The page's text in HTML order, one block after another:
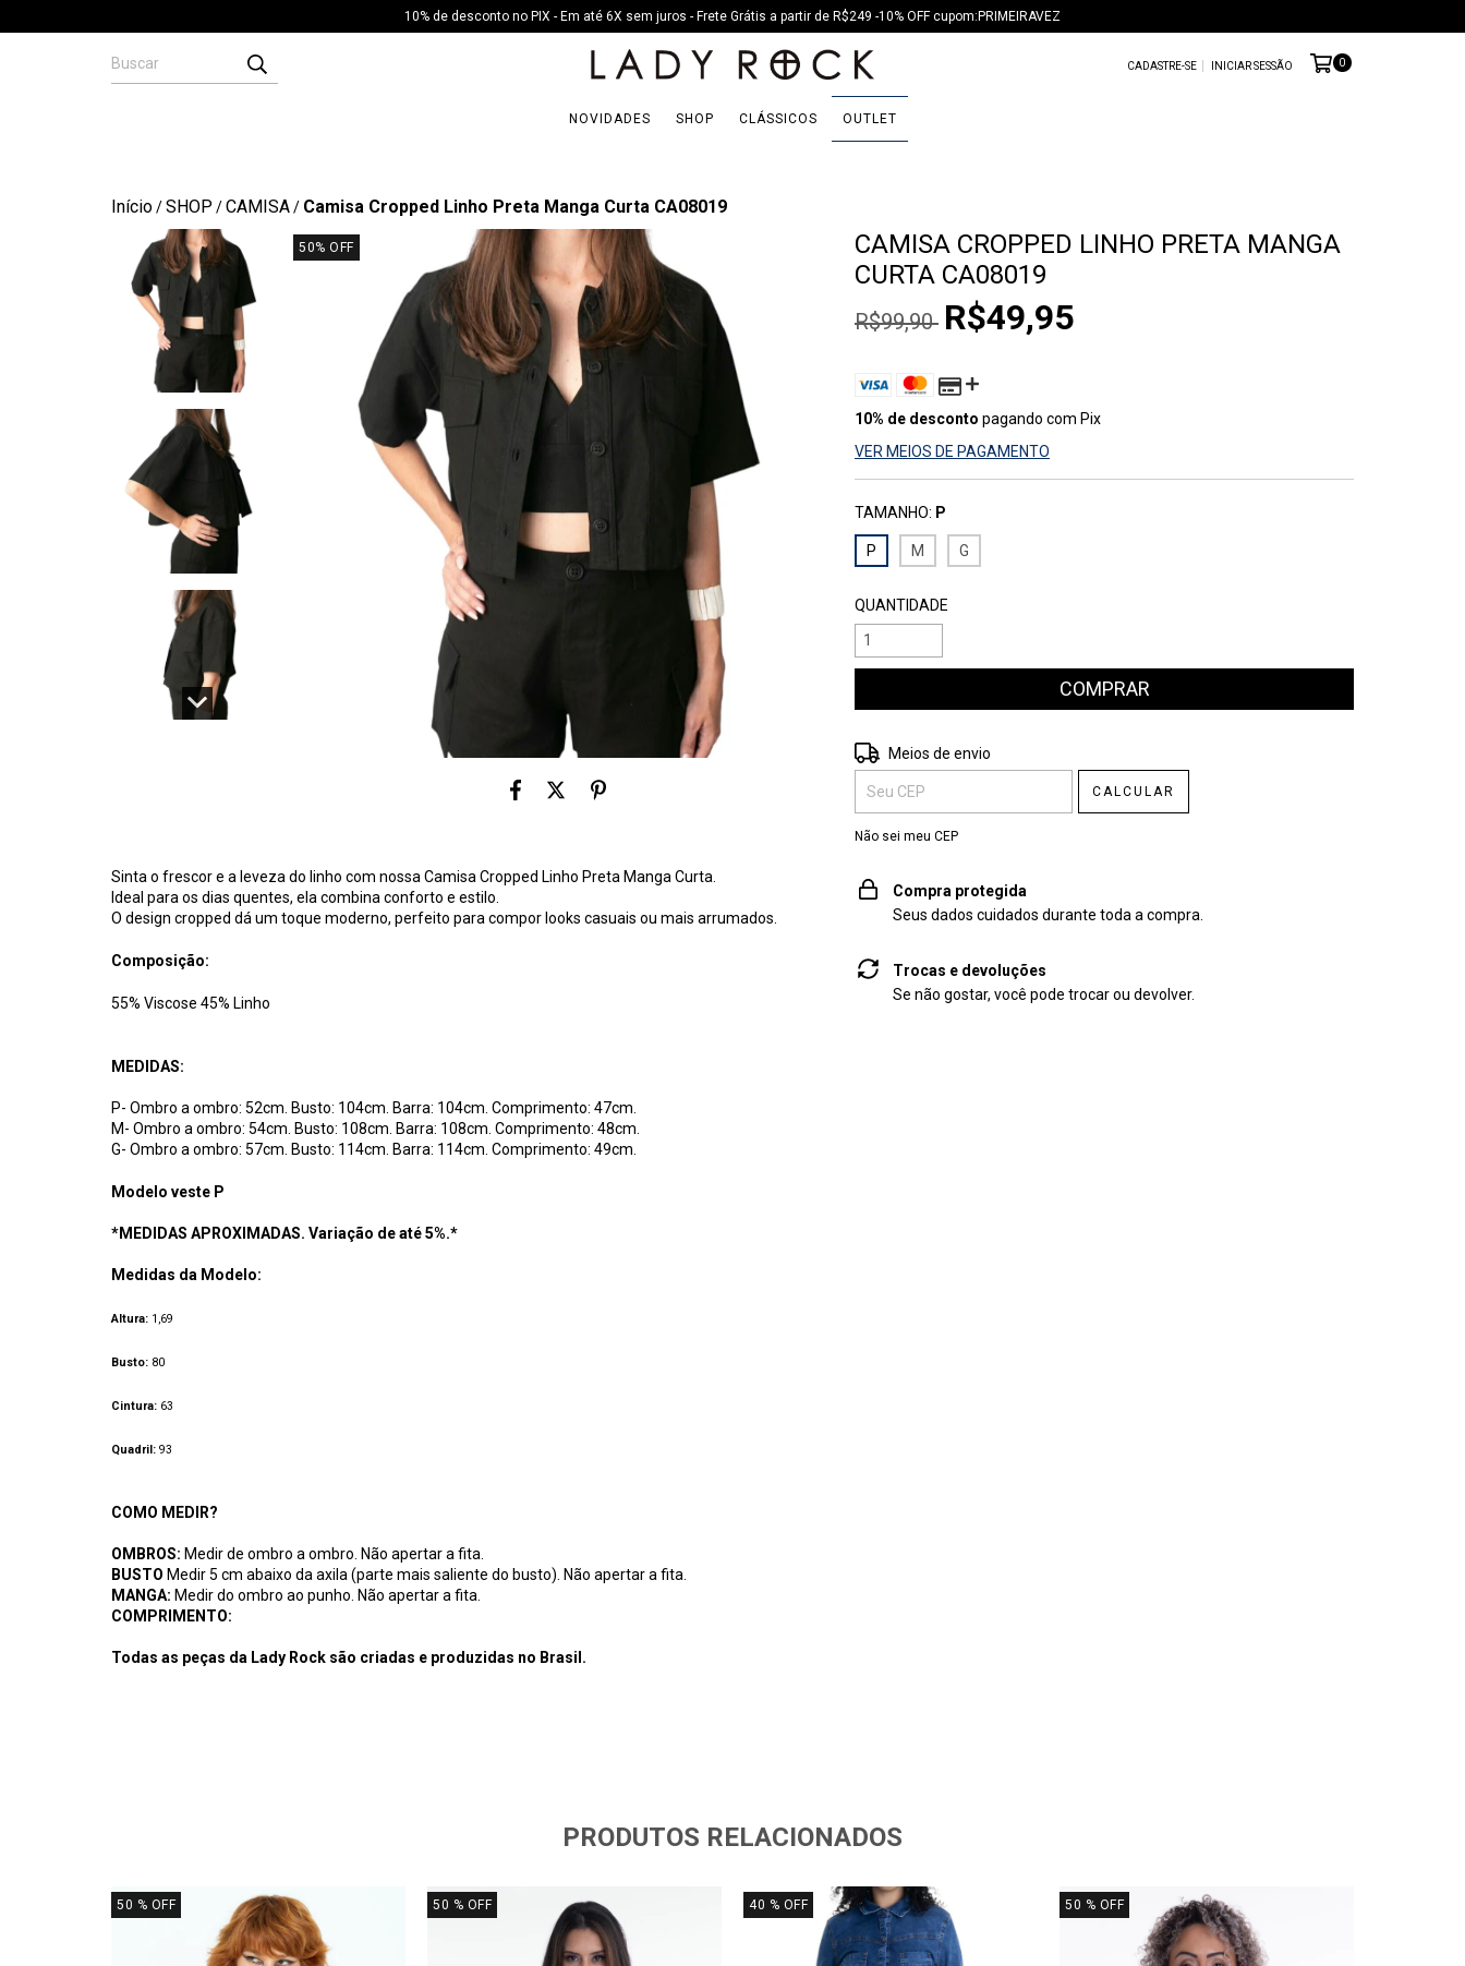
10% de desconto no PIX - Em até 6X sem juros - Frete Grátis a partir de R$249 -10% OFF cupom:PRIMEIRAVEZ
CADASTRE-SE INICIAR SESSÃO 0
NOVIDADES SHOP CLÁSSICOS OUTLET
Início/SHOP /CAMISA/ Camisa Cropped Linho Preta Manga Curta CA08019
50% OFF
Sinta o frescor e a leveza do linho com nossa Camisa Cropped Linho Preta Manga Curta.
Ideal para os dias quentes, ela combina conforto e estilo.
O design cropped dá um toque moderno, perfeito para compor looks casuais ou mais arrumados.
Composição:
55% Viscose 45% Linho
MEDIDAS:
P- Ombro a ombro: 52cm. Busto: 104cm. Barra: 104cm. Comprimento: 47cm.
M- Ombro a ombro: 54cm. Busto: 108cm. Barra: 108cm. Comprimento: 48cm.
G- Ombro a ombro: 57cm. Busto: 114cm. Barra: 114cm. Comprimento: 49cm.
Modelo veste P
*MEDIDAS APROXIMADAS. Variação de até 5%.*
Medidas da Modelo:
Altura: 1,69
Busto: 80
Cintura: 63
Quadril: 93
COMO MEDIR?
OMBROS: Medir de ombro a ombro. Não apertar a fita.
BUSTO Medir 5 cm abaixo da axila (parte mais saliente do busto). Não apertar a fita.
MANGA: Medir do ombro ao punho. Não apertar a fita.
COMPRIMENTO:
Todas as peças da Lady Rock são criadas e produzidas no Brasil.
CAMISA CROPPED LINHO PRETA MANGA
CURTA CA08019
R$99,90 R$49,95
10% de desconto pagando com Pix
VER MEIOS DE PAGAMENTO
TAMANHO: P
P M G
QUANTIDADE
Entregas para o CEP:
Meios de envio
CALCULAR
Não sei meu CEP
Compra protegida
Seus dados cuidados durante toda a compra.
Trocas e devoluções
Se não gostar, você pode trocar ou devolver.
PRODUTOS RELACIONADOS
50 % OFF 50 % OFF 40 % OFF 50 % OFF